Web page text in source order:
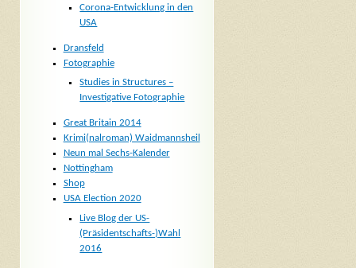
Corona-Entwicklung in den
USA
Dransfeld
Fotographie
Studies in Structures –
Investigative Fotographie
Great Britain 2014
Krimi(nalroman) Waidmannsheil
Neun mal Sechs-Kalender
Nottingham
Shop
USA Election 2020
Live Blog der US-
(Präsidentschafts-)Wahl
2016